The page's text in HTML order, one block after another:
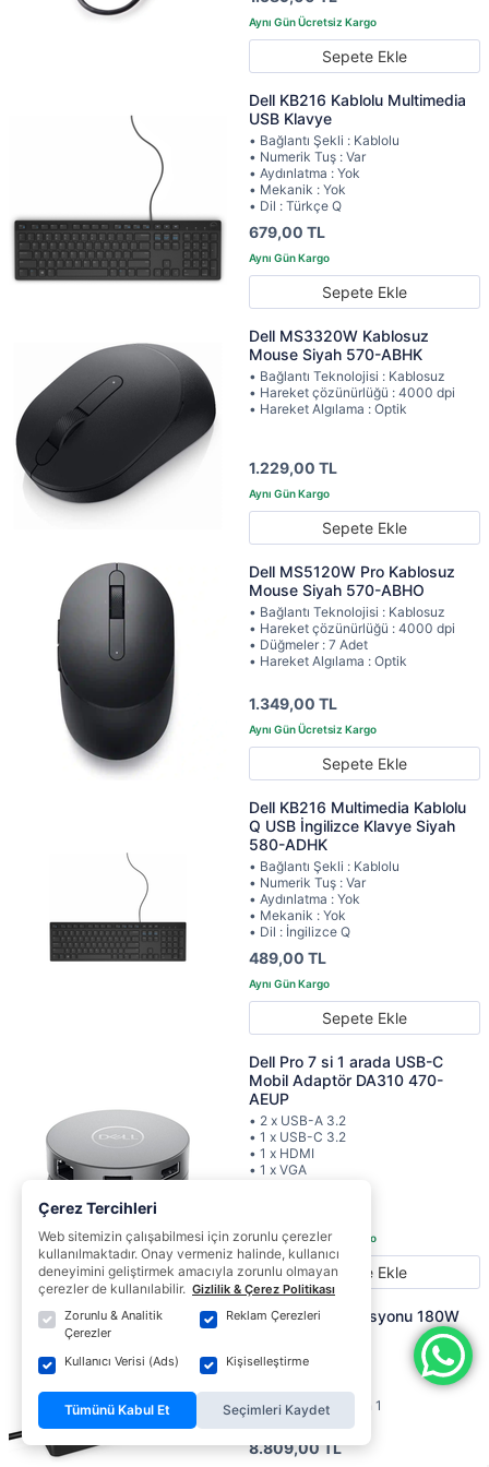
Sepete Ekle
Dell KB216 Kablolu Multimedia
USB Klavye
• Bağlantı Şekli : Kablolu
• Numerik Tuş : Var
• Aydınlatma : Yok
• Mekanik : Yok
• Dil : Türkçe Q
679,00 TL
Sepete Ekle
Dell MS3320W Kablosuz
Mouse Siyah 570-ABHK
• Bağlantı Teknolojisi : Kablosuz
• Hareket çözünürlüğü : 4000 dpi
• Hareket Algılama : Optik
1.229,00 TL
Sepete Ekle
Dell MS5120W Pro Kablosuz
Mouse Siyah 570-ABHO
• Bağlantı Teknolojisi : Kablosuz
• Hareket çözünürlüğü : 4000 dpi
• Düğmeler : 7 Adet
• Hareket Algılama : Optik
1.349,00 TL
Sepete Ekle
Dell KB216 Multimedia Kablolu
Q USB İngilizce Klavye Siyah
580-ADHK
• Bağlantı Şekli : Kablolu
• Numerik Tuş : Var
• Aydınlatma : Yok
• Mekanik : Yok
• Dil : İngilizce Q
489,00 TL
Sepete Ekle
Dell Pro 7 si 1 arada USB-C
Mobil Adaptör DA310 470-
AEUP
• 2 x USB-A 3.2
• 1 x USB-C 3.2
• 1 x HDMI
• 1 x VGA
Sepete Ekle
Dell Bağlantı İstasyonu 180W
• USB-C 3.1 Gen 2
• 2 x DisplayPort 1.4
• HDMI 2.0
• 2 x USB-A 3.1 Gen 1
• Gigabit Ethernet
8.809,00 TL
Çerez Tercihleri
Web sitemizin çalışabilmesi için zorunlu çerezler
kullanılmaktadır. Onay vermeniz halinde, kullanıcı
deneyimini geliştirmek amacıyla zorunlu olmayan
çerezler de kullanılabilir. Gizlilik & Çerez Politikası
Zorunlu & Analitik
Çerezler
Reklam Çerezleri
Kullanıcı Verisi (Ads) Kişiselleştirme
Tümünü Kabul Et Seçimleri Kaydet